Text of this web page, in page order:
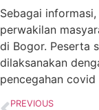
Sebagai
perwakilan
di Bogor. Peserta
dilaksanakan
pencegahan covid
PREVIOUS